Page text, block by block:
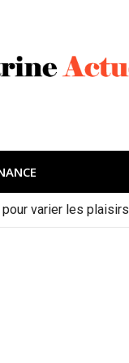
varier les plaisirs